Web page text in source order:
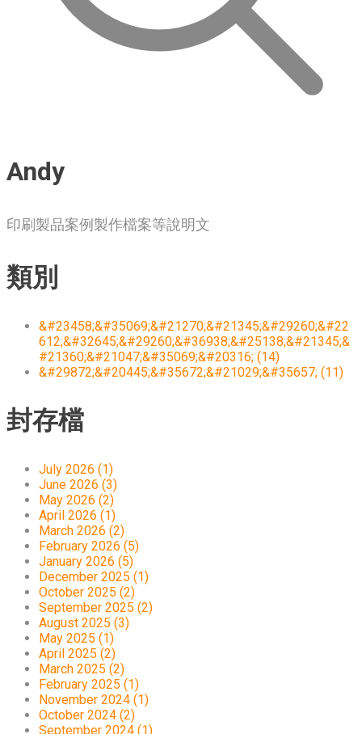
Andy
印刷製品案例製作檔案等說明文
類別
&#23458;&#35069;&#21270;&#21345;&#29260;&#22
612;&#32645;&#29260;&#36938;&#25138;&#21345;&
#21360;&#21047;&#35069;&#20316; (14)
&#29872;&#20445;&#35672;&#21029;&#35657; (11)
封存檔
July 2026 (1)
June 2026 (3)
May 2026 (2)
April 2026 (1)
March 2026 (2)
February 2026 (5)
January 2026 (5)
December 2025 (1)
October 2025 (2)
September 2025 (2)
August 2025 (3)
May 2025 (1)
April 2025 (2)
March 2025 (2)
February 2025 (1)
November 2024 (1)
October 2024 (2)
September 2024 (1)